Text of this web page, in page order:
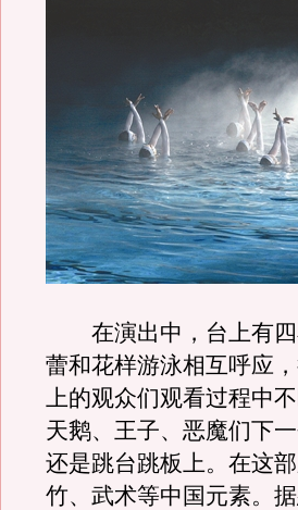
在演出中，台上有四
蕾和花样游泳相互呼应
上的观众们观看过程中
天鹅、王子、恶魔们下
还是跳台跳板上。在这
竹、武术等中国元素。